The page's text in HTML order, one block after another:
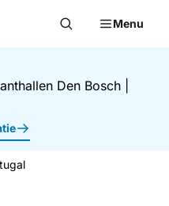
Menu
Den Bosch